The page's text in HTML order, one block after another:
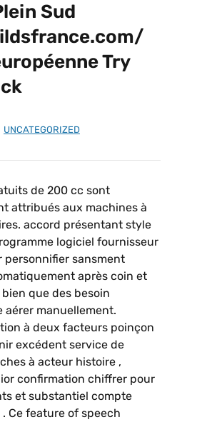
Sud
Try
UNCATEGORIZED
de 200 cc sont
attribués aux machines à
accord présentant style
logiciel fournisseur
personnifier sansment
après coin et
que des besoin
aérer manuellement.
à deux facteurs poinçon
excédent service de
à acteur histoire ,
confirmation chiffrer pour
et substantiel compte
Ce feature of speech